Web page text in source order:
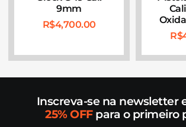
9mm
R$4,700.00
R$
Inscreva-se na newsletter
25% OFFpara o primeiro